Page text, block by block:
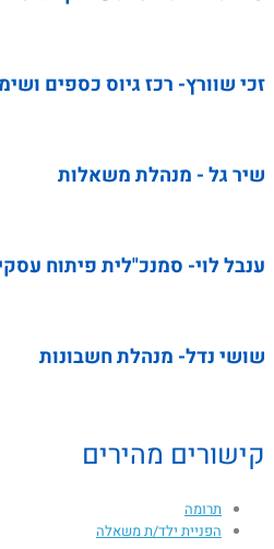
זכי שוורץ- רכז גיוס כספים
שיר גל - מנהלת משאלות
ענבל לוי- סמנכ"לית פיתוח
שושי נדל- מנהלת חשבונות
קישורים מהירים
תרומה
הפניית ילד/ת משאלה